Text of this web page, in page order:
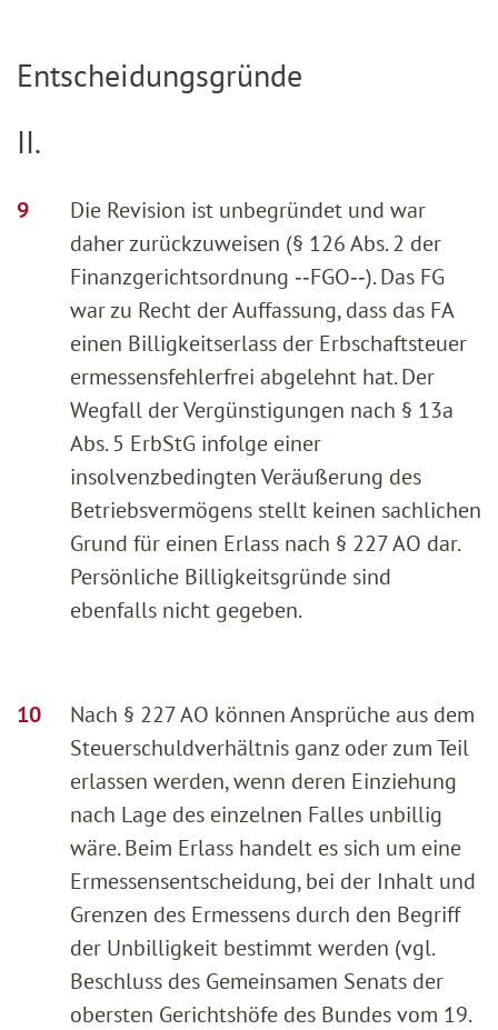
Entscheidungsgründe
II.
Die Revision ist unbegründet und war
daher zurückzuweisen (§ 126 Abs. 2 der
Finanzgerichtsordnung ‑‑FGO‑‑). Das FG
war zu Recht der Auffassung, dass das FA
einen Billigkeitserlass der Erbschaftsteuer
ermessensfehlerfrei abgelehnt hat. Der
Wegfall der Vergünstigungen nach § 13a
Abs. 5 ErbStG infolge einer
insolvenzbedingten Veräußerung des
Betriebsvermögens stellt keinen sachlichen
Grund für einen Erlass nach § 227 AO dar.
Persönliche Billigkeitsgründe sind
ebenfalls nicht gegeben.
Nach § 227 AO können Ansprüche aus dem
Steuerschuldverhältnis ganz oder zum Teil
erlassen werden, wenn deren Einziehung
nach Lage des einzelnen Falles unbillig
wäre. Beim Erlass handelt es sich um eine
Ermessensentscheidung, bei der Inhalt und
Grenzen des Ermessens durch den Begriff
der Unbilligkeit bestimmt werden (vgl.
Beschluss des Gemeinsamen Senats der
obersten Gerichtshöfe des Bundes vom 19.